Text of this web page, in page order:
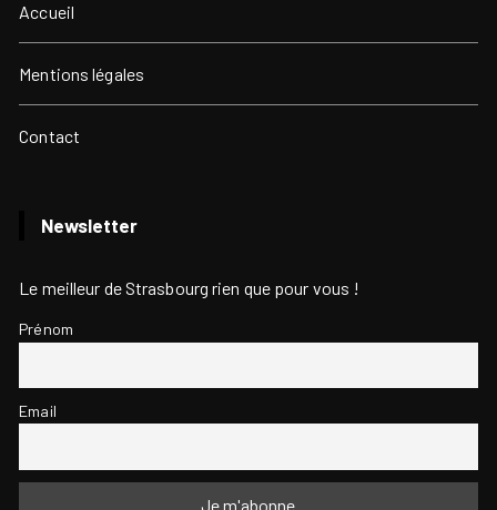
Accueil
Mentions légales
Contact
Newsletter
Le meilleur de Strasbourg rien que pour vous !
Prénom
Email